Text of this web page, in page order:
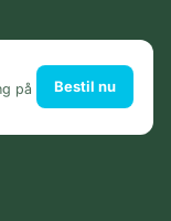
på
Bestil nu